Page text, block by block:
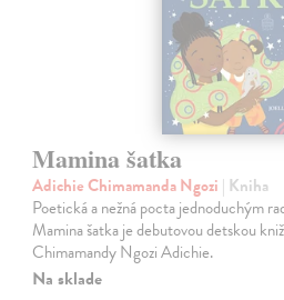
Mamina šatka
Adichie Chimamanda Ngozi | Kniha
Poetická a nežná pocta jednoduchým
Mamina šatka je debutovou detskou
Chimamandy Ngozi Adichie.
Na sklade